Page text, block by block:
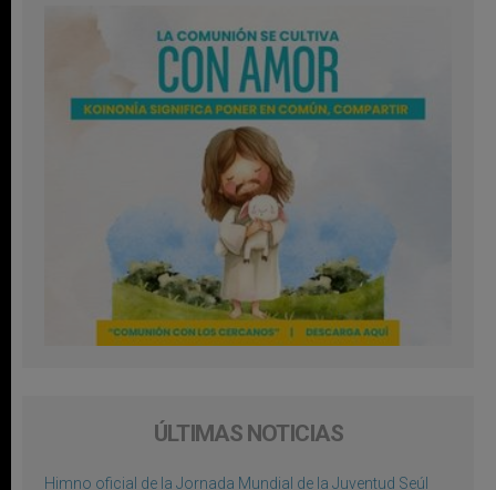
ÚLTIMAS NOTICIAS
Himno oficial de la Jornada Mundial de la Juventud Seúl